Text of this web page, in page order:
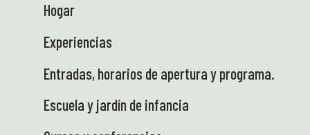
Hogar
Experiencias
Entradas, horarios de apertura y programa.
Escuela y jardín de infancia